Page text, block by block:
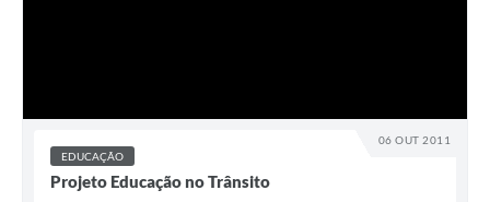
06 OUT 2011
EDUCAÇÃO
Projeto Educação no Trânsito